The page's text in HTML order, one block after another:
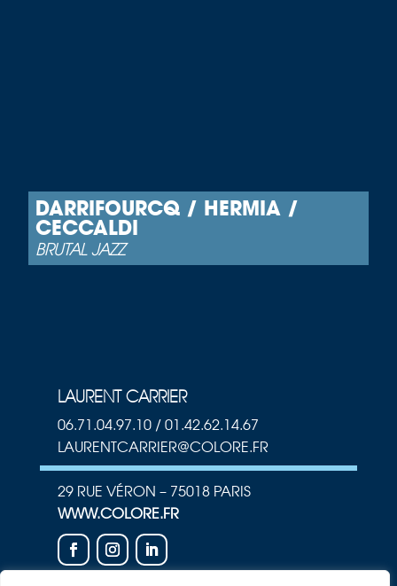
DARRIFOURCQ / HERMIA /
CECCALDI
BRUTAL JAZZ
LAURENT CARRIER
06.71.04.97.10 / 01.42.62.14.67
LAURENTCARRIER@COLORE.FR
29 RUE VÉRON – 75018 PARIS
WWW.COLORE.FR